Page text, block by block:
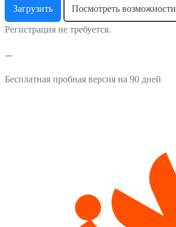
Загрузить Посмотреть возможности
Регистрация не требуется.
Бесплатная пробная версия на 90 дней